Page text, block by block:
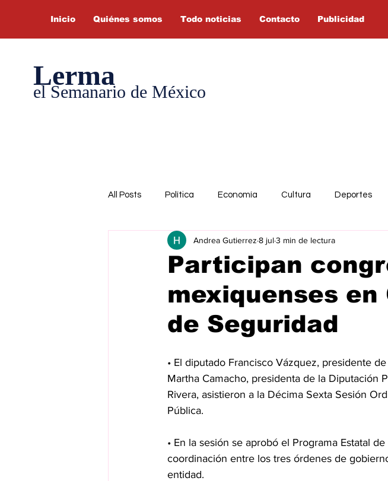
Inicio Quiénes somos Todo noticias Contacto Publicidad
Lerma
el Semanario de México
All Posts Política Economía Cultura Deportes
Participan
mexiquenses
de Seguridad
Andrea Gutierrez 8 jul3 min de lectura
• El diputado Francisco Vázquez, presidente
Martha Camacho, presidenta de la Diputación
Rivera, asistieron a la Décima Sexta Sesión
Pública.
• En la sesión se aprobó el Programa Estatal
coordinación entre los tres órdenes de
entidad.